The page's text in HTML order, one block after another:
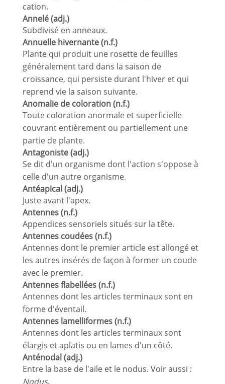
cation.
Annelé (adj.)
Subdivisé en anneaux.
Annuelle hivernante (n.f.)
Plante qui produit une rosette de feuilles
généralement tard dans la saison de
croissance, qui persiste durant l'hiver et qui
reprend vie la saison suivante.
Anomalie de coloration (n.f.)
Toute coloration anormale et superficielle
couvrant entièrement ou partiellement une
partie de plante.
Antagoniste (adj.)
Se dit d'un organisme dont l'action s'oppose à
celle d'un autre organisme.
Antéapical (adj.)
Juste avant l'apex.
Antennes (n.f.)
Appendices sensoriels situés sur la tête.
Antennes coudées (n.f.)
Antennes dont le premier article est allongé et
les autres insérés de façon à former un coude
avec le premier.
Antennes flabellées (n.f.)
Antennes dont les articles terminaux sont en
forme d'éventail.
Antennes lamelliformes (n.f.)
Antennes dont les articles terminaux sont
élargis et aplatis ou en lames d'un côté.
Anténodal (adj.)
Entre la base de l'aile et le nodus. Voir aussi :
Nodus.